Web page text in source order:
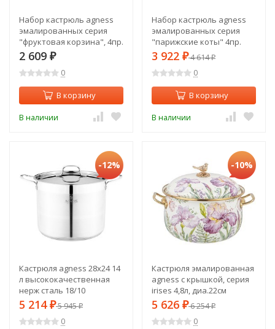
Набор кастрюль agness
эмалированных серия
"фруктовая корзина", 4пр.
1,5л и 2,8л, 16х10см,
20х12см Agness (934-702)
2 609 ₽
0
В корзину
В наличии
Набор кастрюль agness
эмалированных серия
"парижские коты" 4пр.
2,0л и 2,8л, 18х11см,
20х12см Agness (934-710)
3 922 ₽4 614₽
0
В корзину
В наличии
-12%
Кастрюля agness 28x24 14
л высококачественная
нерж сталь 18/10
индукционное дно Agness
(916-461)
5 214 ₽5 945₽
0
-10%
Кастрюля эмалированная
agness с крышкой, серия
irises 4,8л, диа.22см
подходит для индук.пл
Agness (950-582)
5 626 ₽6 254₽
0